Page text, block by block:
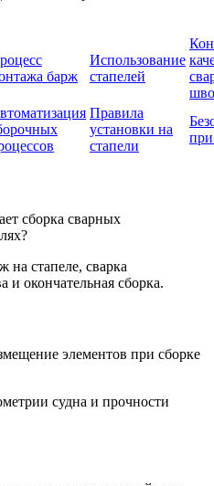
барж
Использование
стапелей
Правила
установки на
стапели
при
сборка сварных
на стапеле, сварка
и окончательная сборка.
элементов при сборке
судна и прочности